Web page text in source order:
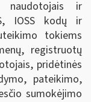
naudotojais ir
IOSS kodų ir
tokiems
registruotų
, pridėtinės
pateikimo,
sumokėjimo